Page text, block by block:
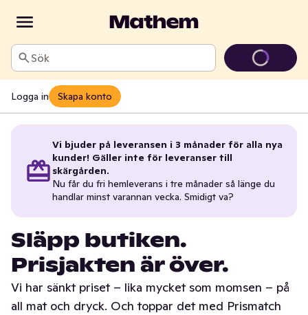
Sök
Logga in Skapa konto
Vi bjuder på leveransen i 3 månader för alla nya
kunder! Gäller inte för leveranser till
skärgården.
Nu får du fri hemleverans i tre månader så länge du
handlar minst varannan vecka. Smidigt va?
Släpp butiken.
Prisjakten är över.
Vi har sänkt priset – lika mycket som momsen – på
all mat och dryck. Och toppar det med Prismatch